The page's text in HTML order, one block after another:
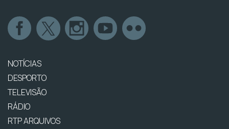
NOTÍCIAS
DESPORTO
TELEVISÃO
RÁDIO
RTP ARQUIVOS